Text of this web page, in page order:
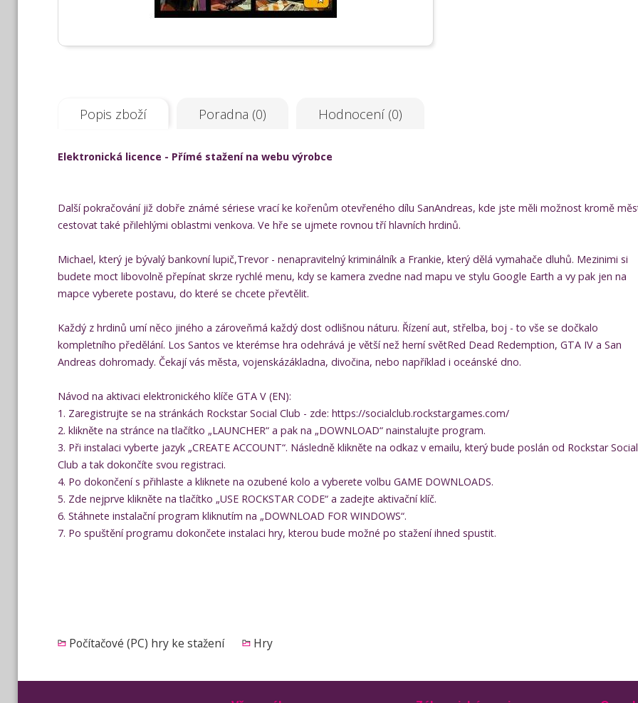
Popis zboží Poradna (0) Hodnocení (0)
Elektronická licence - Přímé stažení na webu výrobce
Další pokračování již dobře známé sériese vrací ke kořenům otevřeného dílu SanAndreas, kde jste měli možnost kromě
cestovat také přilehlými oblastmi venkova. Ve hře se ujmete rovnou tří hlavních hrdinů.
Michael, který je bývalý bankovní lupič,Trevor - nenapravitelný kriminálník a Frankie, který dělá vymahače dluhů. Mezinimi si
budete moct libovolně přepínat skrze rychlé menu, kdy se kamera zvedne nad mapu ve stylu Google Earth a vy pak jen na
mapce vyberete postavu, do které se chcete převtělit.
Každý z hrdinů umí něco jiného a zároveňmá každý dost odlišnou náturu. Řízení aut, střelba, boj - to vše se dočkalo
kompletního předělání. Los Santos ve kterémse hra odehrává je větší než herní světRed Dead Redemption, GTA IV a San
Andreas dohromady. Čekají vás města, vojenskázákladna, divočina, nebo například i oceánské dno.
Návod na aktivaci elektronického klíče GTA V (EN):
1. Zaregistrujte se na stránkách Rockstar Social Club - zde: https://socialclub.rockstargames.com/
2. klikněte na stránce na tlačítko „LAUNCHER“ a pak na „DOWNLOAD“ nainstalujte program.
3. Při instalaci vyberte jazyk „CREATE ACCOUNT“. Následně klikněte na odkaz v emailu, který bude poslán od Rockstar Social
Club a tak dokončíte svou registraci.
4. Po dokončení s přihlaste a kliknete na ozubené kolo a vyberete volbu GAME DOWNLOADS.
5. Zde nejprve klikněte na tlačítko „USE ROCKSTAR CODE“ a zadejte aktivační klíč.
6. Stáhnete instalační program kliknutím na „DOWNLOAD FOR WINDOWS“.
7. Po spuštění programu dokončete instalaci hry, kterou bude možné po stažení ihned spustit.
Počítačové (PC) hry ke stažení Hry